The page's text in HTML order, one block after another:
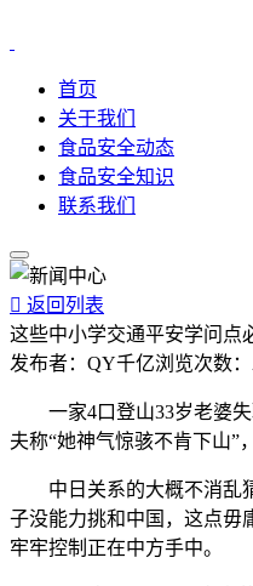
首页
关于我们
食品安全动态
食品安全知识
联系我们
 返回列表
这些中小学交通平安学问点
发布者： QY千亿浏览次数：
一家4口登山33岁老婆失
夫称“她神气惊骇不肯下山”
中日关系的大概不消乱
子没能力挑和中国，这点毋
牢牢控制正在中方手中。